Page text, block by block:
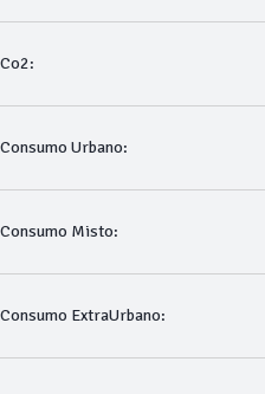
Co2:
Consumo Urbano:
Consumo Misto:
Consumo ExtraUrbano: